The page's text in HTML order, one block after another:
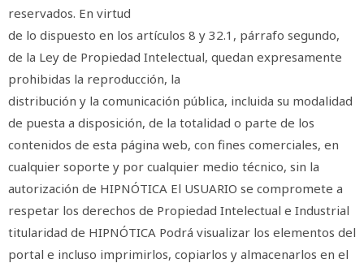
reservados. En virtud
de lo dispuesto en los artículos 8 y 32.1, párrafo segundo,
de la Ley de Propiedad Intelectual, quedan expresamente
prohibidas la reproducción, la
distribución y la comunicación pública, incluida su modalidad
de puesta a disposición, de la totalidad o parte de los
contenidos de esta página web, con fines comerciales, en
cualquier soporte y por cualquier medio técnico, sin la
autorización de HIPNÓTICA El USUARIO se compromete a
respetar los derechos de Propiedad Intelectual e Industrial
titularidad de HIPNÓTICA Podrá visualizar los elementos del
portal e incluso imprimirlos, copiarlos y almacenarlos en el